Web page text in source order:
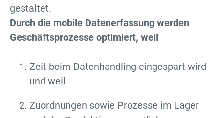
gestaltet.
Durch die mobile Datenerfassung werden
Geschäftsprozesse optimiert, weil
Zeit beim Datenhandling eingespart wird
und weil
Zuordnungen sowie Prozesse im Lager